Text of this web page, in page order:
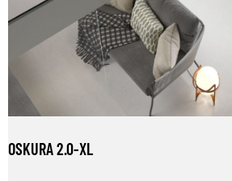
OSKURA 2.0-XL